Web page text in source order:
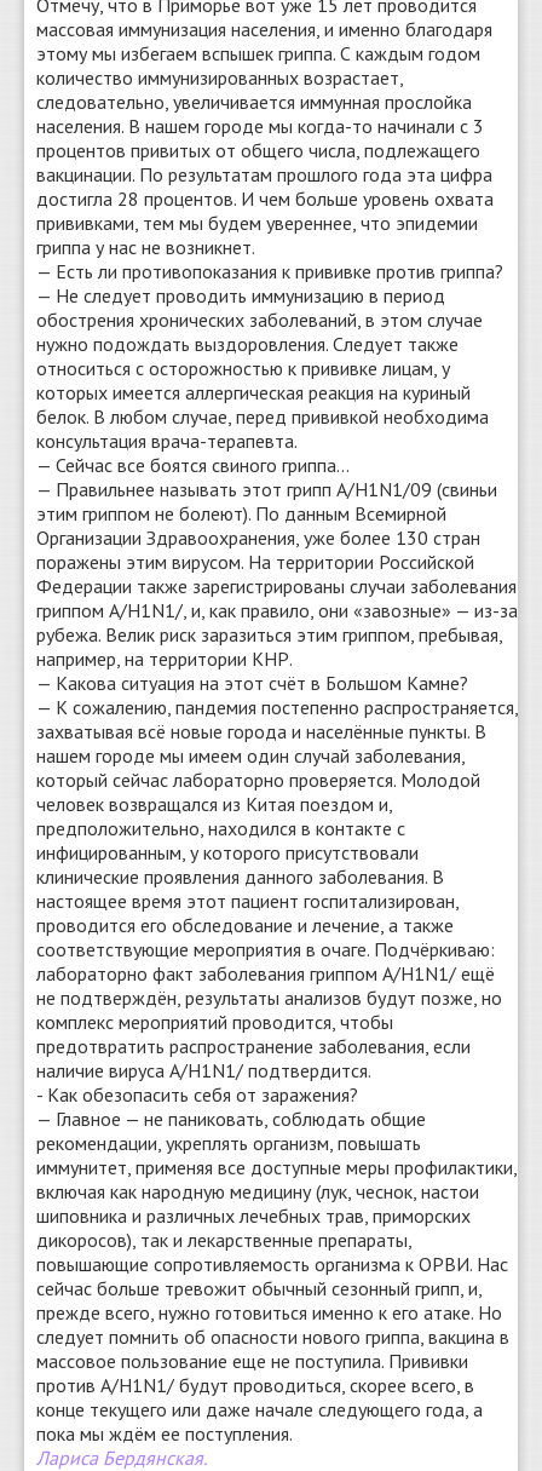
массовая иммунизация населения, и именно благодаря
этому мы избегаем вспышек гриппа. С каждым годом
количество иммунизированных возрастает,
следовательно, увеличивается иммунная прослойка
населения. В нашем городе мы когда-то начинали с 3
процентов привитых от общего числа, подлежащего
вакцинации. По результатам прошлого года эта цифра
достигла 28 процентов. И чем больше уровень охвата
прививками, тем мы будем увереннее, что эпидемии
гриппа у нас не возникнет.
— Есть ли противопоказания к прививке против гриппа?
— Не следует проводить иммунизацию в период
обострения хронических заболеваний, в этом случае
нужно подождать выздоровления. Следует также
относиться с осторожностью к прививке лицам, у
которых имеется аллергическая реакция на куриный
белок. В любом случае, перед прививкой необходима
консультация врача-терапевта.
— Сейчас все боятся свиного гриппа...
— Правильнее называть этот грипп A/H1N1/09 (свиньи
этим гриппом не болеют). По данным Всемирной
Организации Здравоохранения, уже более 130 стран
поражены этим вирусом. На территории Российской
Федерации также зарегистрированы случаи заболевания
гриппом A/H1N1/, и, как правило, они «завозные» — из-за
рубежа. Велик риск заразиться этим гриппом, пребывая,
например, на территории КНР.
— Какова ситуация на этот счёт в Большом Камне?
— К сожалению, пандемия постепенно распространяется,
захватывая всё новые города и населённые пункты. В
нашем городе мы имеем один случай заболевания,
который сейчас лабораторно проверяется. Молодой
человек возвращался из Китая поездом и,
предположительно, находился в контакте с
инфицированным, у которого присутствовали
клинические проявления данного заболевания. В
настоящее время этот пациент госпитализирован,
проводится его обследование и лечение, а также
соответствующие мероприятия в очаге. Подчёркиваю:
лабораторно факт заболевания гриппом A/H1N1/ ещё
не подтверждён, результаты анализов будут позже, но
комплекс мероприятий проводится, чтобы
предотвратить распространение заболевания, если
наличие вируса A/H1N1/ подтвердится.
- Как обезопасить себя от заражения?
— Главное — не паниковать, соблюдать общие
рекомендации, укреплять организм, повышать
иммунитет, применяя все доступные меры профилактики,
включая как народную медицину (лук, чеснок, настои
шиповника и различных лечебных трав, приморских
дикоросов), так и лекарственные препараты,
повышающие сопротивляемость организма к ОРВИ. Нас
сейчас больше тревожит обычный сезонный грипп, и,
прежде всего, нужно готовиться именно к его атаке. Но
следует помнить об опасности нового гриппа, вакцина в
массовое пользование еще не поступила. Прививки
против A/H1N1/ будут проводиться, скорее всего, в
конце текущего или даже начале следующего года, а
пока мы ждём ее поступления.
Лариса Бердянская.